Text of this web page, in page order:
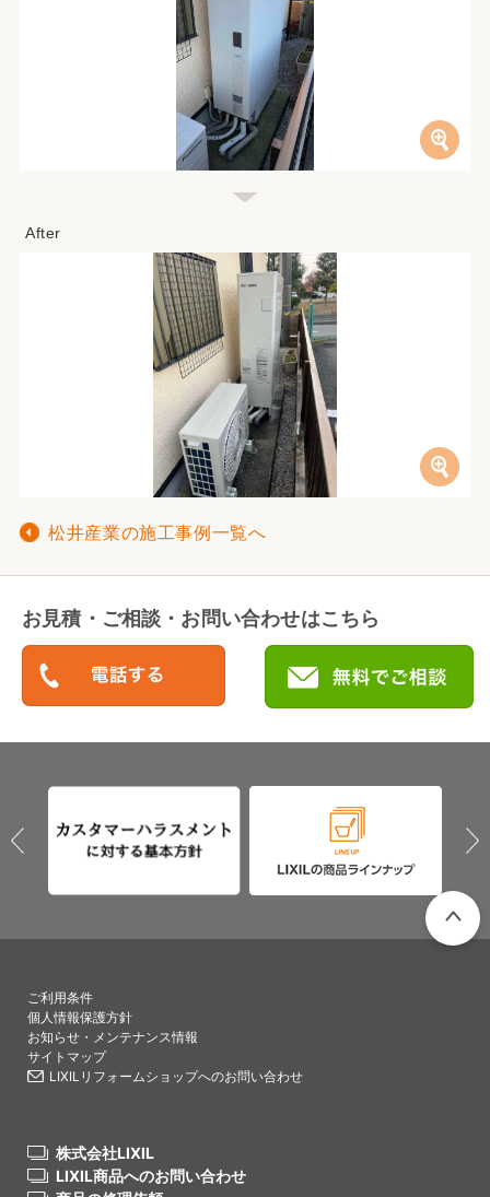
松井産業の施工事例一覧へ
お見積・ご相談・お問い合わせはこちら
ご利用条件
個人情報保護方針
お知らせ・メンテナンス情報
サイトマップ
LIXILリフォームショップへのお問い合わせ
株式会社LIXIL
LIXIL商品へのお問い合わせ